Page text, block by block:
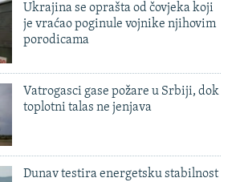
Ukrajina se oprašta od čovjeka koji
je vraćao poginule vojnike njihovim
porodicama
Vatrogasci gase požare u Srbiji, dok
toplotni talas ne jenjava
Dunav testira energetsku stabilnost